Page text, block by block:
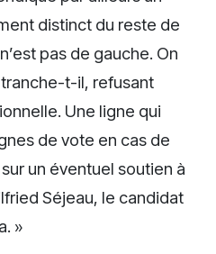
distinct du reste de
pas de gauche. On
t-il, refusant
Une ligne qui
de vote en cas de
un éventuel soutien à
Séjeau, le candidat
»